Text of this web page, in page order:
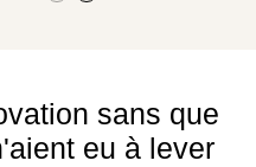
sans que
eu à lever